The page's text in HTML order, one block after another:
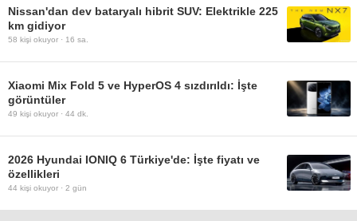
Nissan'dan dev bataryalı hibrit SUV: Elektrikle 225
km gidiyor
58 kişi okuyor · 16 sa.
Xiaomi Mix Fold 5 ve HyperOS 4 sızdırıldı: İşte
görüntüler
49 kişi okuyor · 44 dk.
2026 Hyundai IONIQ 6 Türkiye'de: İşte fiyatı ve
özellikleri
44 kişi okuyor · 2 gün